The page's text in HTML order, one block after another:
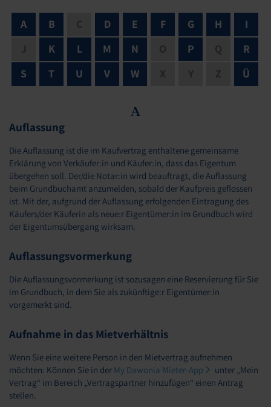
A B D E F G H
I
K L M N P
R
S
T U V W Ü
A
Auflassung
Die Auflassung ist die im Kaufvertrag enthaltene gemeinsame
Erklärung von Verkäufer:in und Käufer:in, dass das Eigentum
übergehen soll. Der/die Notar:in wird beauftragt, die Auflassung
beim Grundbuchamt anzumelden, sobald der Kaufpreis geflossen
ist. Mit der, aufgrund der Auflassung erfolgenden Eintragung des
Käufers/der Käuferin als neue:r Eigentümer:in im Grundbuch wird
der Eigentumsübergang wirksam.
Auflassungsvormerkung
Die Auflassungsvormerkung ist sozusagen eine Reservierung für Sie
im Grundbuch, in dem Sie als zukünftige:r Eigentümer:in
vorgemerkt sind.
Aufnahme in das Mietverhältnis
Wenn Sie eine weitere Person in den Mietvertrag aufnehmen
möchten: Können Sie in der My Dawonia Mieter-App
unter „Mein
Vertrag“ im Bereich „Vertragspartner hinzufügen“ einen Antrag
stellen.